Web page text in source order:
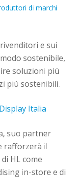
oduttori di marchi
e sui
sostenibile,
soluzioni più
più sostenibili.
Italia
suo partner
rafforzerà il
HL come
in-store e di